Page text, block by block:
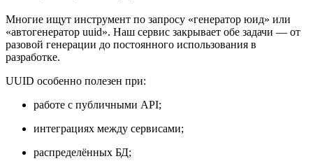
Многие ищут инструмент по запросу «генератор юид» или
«автогенератор uuid». Наш сервис закрывает обе задачи — от
разовой генерации до постоянного использования в
разработке.
UUID особенно полезен при:
работе с публичными API;
интеграциях между сервисами;
распределённых БД;